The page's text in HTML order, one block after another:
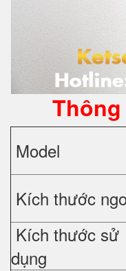
Model
Kích thước
Kích thước sử
dụng